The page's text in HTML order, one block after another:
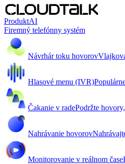
ProduktAI
Firemný telefónny systém
Návrhár toku hovorov
Hlasové menu (IVR)
Čakanie v radePodržte
Nahrávanie hovorov
Monitorovanie v reálnom čase